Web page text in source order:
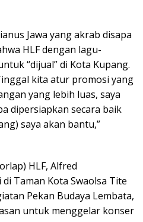
Jawa yang akrab disapa
HLF dengan lagu-
“dijual” di Kota Kupang.
kita atur promosi yang
yang lebih luas, saya
dipersiapkan secara baik
saya akan bantu,”
HLF, Alfred
di Taman Kota Swaolsa Tite
Pekan Budaya Lembata,
untuk menggelar konser